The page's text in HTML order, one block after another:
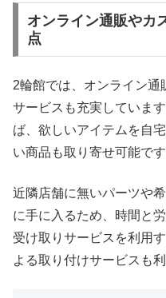
オンライン通販やカ
点
2輪館では、オンライン
サービスも充実していま
ば、欲しいアイテムを自
い商品も取り寄せ可能です
近隣店舗に無いパーツや
に手に入るため、時間と
受け取りサービスを利用
よる取り付けサービスも